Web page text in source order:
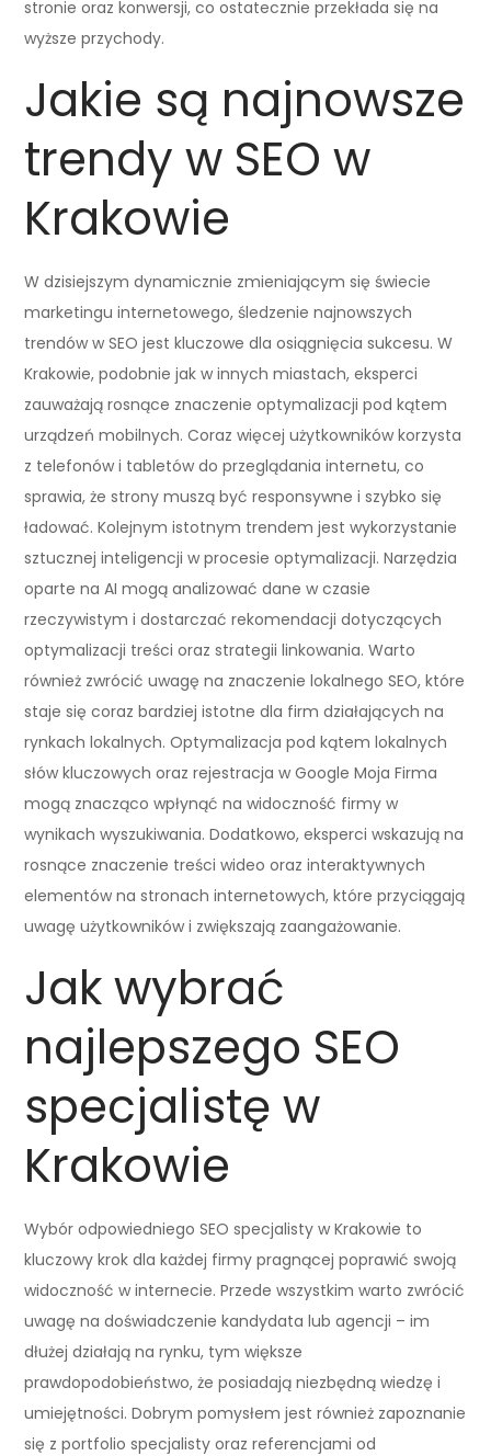
stronie oraz konwersji, co ostatecznie przekłada się na
wyższe przychody.
Jakie są najnowsze
trendy w SEO w
Krakowie
W dzisiejszym dynamicznie zmieniającym się świecie
marketingu internetowego, śledzenie najnowszych
trendów w SEO jest kluczowe dla osiągnięcia sukcesu. W
Krakowie, podobnie jak w innych miastach, eksperci
zauważają rosnące znaczenie optymalizacji pod kątem
urządzeń mobilnych. Coraz więcej użytkowników korzysta
z telefonów i tabletów do przeglądania internetu, co
sprawia, że strony muszą być responsywne i szybko się
ładować. Kolejnym istotnym trendem jest wykorzystanie
sztucznej inteligencji w procesie optymalizacji. Narzędzia
oparte na AI mogą analizować dane w czasie
rzeczywistym i dostarczać rekomendacji dotyczących
optymalizacji treści oraz strategii linkowania. Warto
również zwrócić uwagę na znaczenie lokalnego SEO, które
staje się coraz bardziej istotne dla firm działających na
rynkach lokalnych. Optymalizacja pod kątem lokalnych
słów kluczowych oraz rejestracja w Google Moja Firma
mogą znacząco wpłynąć na widoczność firmy w
wynikach wyszukiwania. Dodatkowo, eksperci wskazują na
rosnące znaczenie treści wideo oraz interaktywnych
elementów na stronach internetowych, które przyciągają
uwagę użytkowników i zwiększają zaangażowanie.
Jak wybrać
najlepszego SEO
specjalistę w
Krakowie
Wybór odpowiedniego SEO specjalisty w Krakowie to
kluczowy krok dla każdej firmy pragnącej poprawić swoją
widoczność w internecie. Przede wszystkim warto zwrócić
uwagę na doświadczenie kandydata lub agencji – im
dłużej działają na rynku, tym większe
prawdopodobieństwo, że posiadają niezbędną wiedzę i
umiejętności. Dobrym pomysłem jest również zapoznanie
się z portfolio specjalisty oraz referencjami od